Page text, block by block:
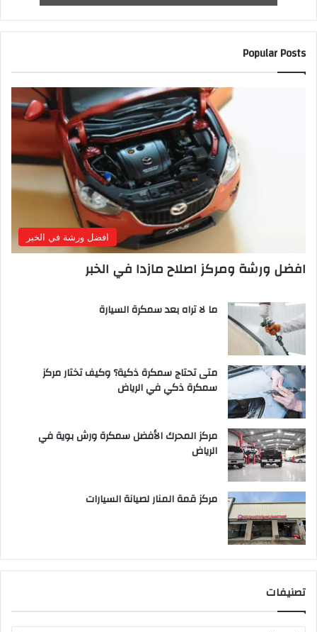
Popular Posts
افضل ورشة في الخبر
افضل ورشة ومركز اصلاح مازدا في الخبر
ما لا تراه بعد سمكرة السيارة
متى تحتاج سمكرة ذكية؟ وكيف تختار مركز
سمكرة ذكي في الرياض
مركز المحرك الأفضل سمكرة ورش بوية في
الرياض
مركز قمة المنار لصيانة السيارات
تصنيفات